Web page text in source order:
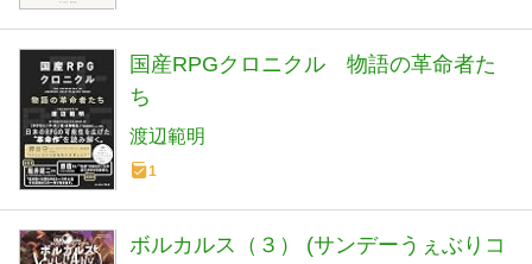
国産RPGクロニクル 物語の革命者た
ち
渡辺範明
1
ボルカルス（３） (サンデーうぇぶりコ